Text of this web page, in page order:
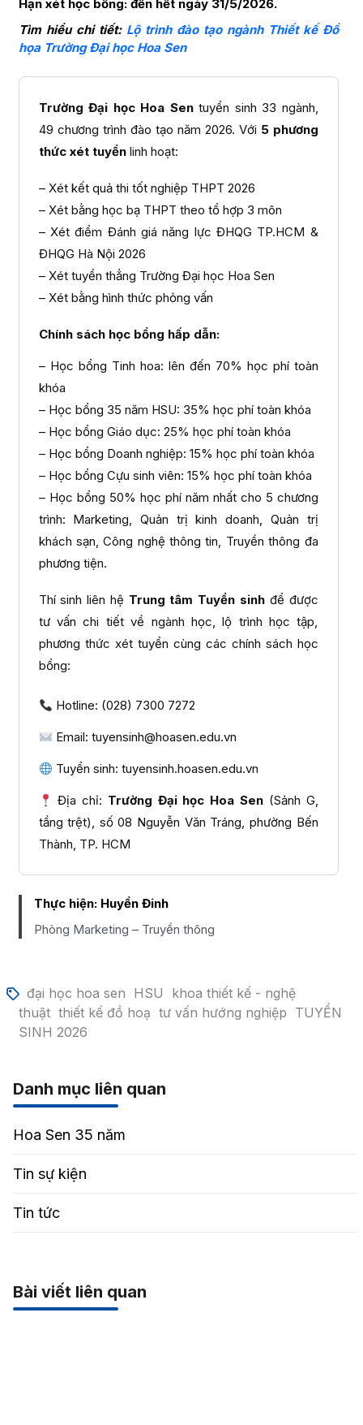
Hạn xét học bổng: đến hết ngày 31/5/2026.
Tìm hiểu chi tiết: Lộ trình đào tạo ngành Thiết kế Đồ
họa Trường Đại học Hoa Sen
Trường Đại học Hoa Sentuyển sinh 33 ngành,
49 chương trình đào tạo năm 2026. Với 5 phương
thức xét tuyểnlinh hoạt:
– Xét kết quả thi tốt nghiệp THPT 2026
– Xét bằng học bạ THPT theo tổ hợp 3 môn
– Xét điểm Đánh giá năng lực ĐHQG TP.HCM &
ĐHQG Hà Nội 2026
– Xét tuyển thẳng Trường Đại học Hoa Sen
– Xét bằng hình thức phỏng vấn
Chính sách học bổng hấp dẫn:
– Học bổng Tinh hoa: lên đến 70% học phí toàn
khóa
– Học bổng 35 năm HSU: 35% học phí toàn khóa
– Học bổng Giáo dục: 25% học phí toàn khóa
– Học bổng Doanh nghiệp: 15% học phí toàn khóa
– Học bổng Cựu sinh viên: 15% học phí toàn khóa
– Học bổng 50% học phí năm nhất cho 5 chương
trình: Marketing, Quản trị kinh doanh, Quản trị
khách sạn, Công nghệ thông tin, Truyền thông đa
phương tiện.
Thí sinh liên hệ Trung tâm Tuyển sinhđể được
tư vấn chi tiết về ngành học, lộ trình học tập,
phương thức xét tuyển cùng các chính sách học
bổng:
Hotline: (028) 7300 7272
Email: tuyensinh@hoasen.edu.vn
Tuyển sinh: tuyensinh.hoasen.edu.vn
Địa chỉ: Trường Đại học Hoa Sen(Sảnh G,
tầng trệt), số 08 Nguyễn Văn Tráng, phường Bến
Thành, TP. HCM
Thực hiện: Huyền Đinh
Phòng Marketing – Truyền thông
đại học hoa sen HSU
khoa thiết kế - nghệ
thuật thiết kế đồ hoạ tư vấn hướng nghiệp TUYỂN
SINH 2026
Danh mục liên quan
Hoa Sen 35 năm
Tin sự kiện
Tin tức
Bài viết liên quan